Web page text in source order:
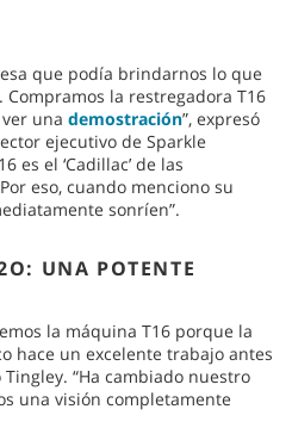
que podía brindarnos lo que
la restregadora T16
una demostración”, expresó
ejecutivo de Sparkle
es el ‘Cadillac’ de las
eso, cuando menciono su
sonríen”.
UNA POTENTE
la máquina T16 porque la
hace un excelente trabajo antes
“Ha cambiado nuestro
una visión completamente